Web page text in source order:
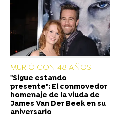
MURIÓ CON 48 AÑOS
"Sigue estando
presente": El conmovedor
homenaje de la viuda de
James Van Der Beek en su
aniversario